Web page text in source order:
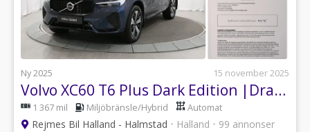
Ny 2025 15 november 2025
Volvo XC60 T6 Plus Dark Edition |Drag |360° |Läder |Elstol |
1 367 mil Miljöbränsle/Hybrid Automat
Rejmes Bil Halland - Halmstad • Halland • 99 annonser